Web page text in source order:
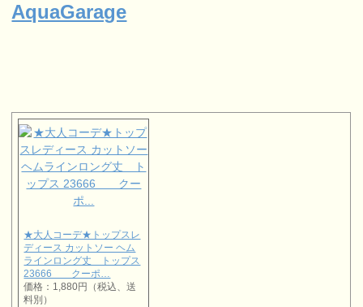
AquaGarage
★大人コーデ★トップスレ
ディース カットソー ヘム
ラインロング丈 トップス
23666 クーポ…
価格：1,880円（税込、送
料別）